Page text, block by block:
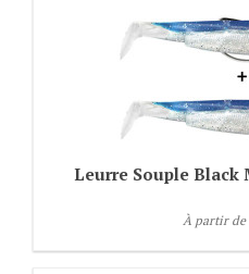
Leurre Souple Black
À partir de